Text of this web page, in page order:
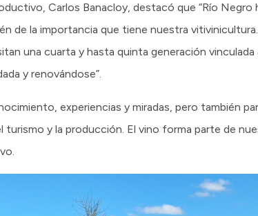
Carlos Banacloy, destacó que “Río Negro
de la importancia que tiene nuestra
una cuarta y hasta quinta generación vinculada
y renovándose”.
experiencias y miradas, pero también
turismo y la producción. El vino forma parte de